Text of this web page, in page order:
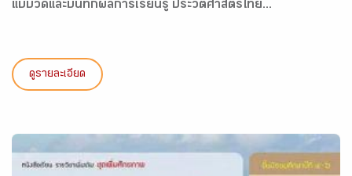
แบบวัดและบันทึกผลการเรียนรู้ ประวัติศาสตร์ไทย...
ดูรายละเอียด